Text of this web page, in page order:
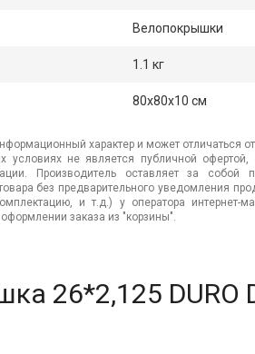
Велопокрышки
1.1 кг
80x80x10 см
характер и может отличаться
условиях не является публичной
Производитель оставляет за собой
без предварительного уведомления
и т.д.) у оператора интернет-
заказа из "корзины".
26*2,125 DURO